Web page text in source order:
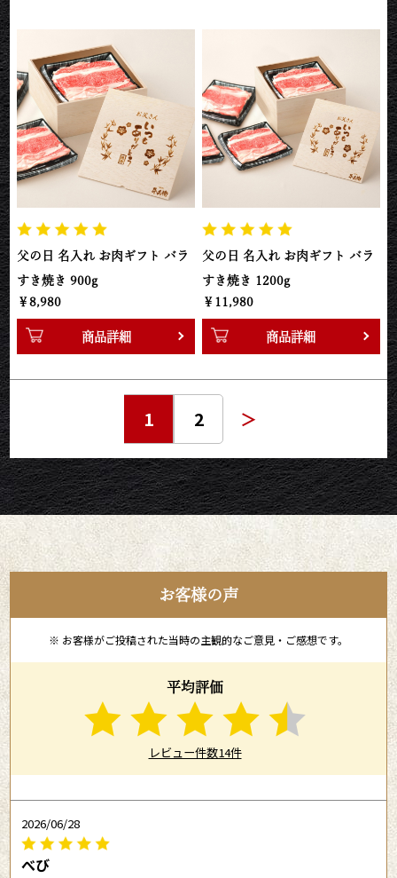
父の日 名入れ お肉ギフト バラ
すき焼き 900g
￥8,980
商品詳細
父の日 名入れ お肉ギフト バラ
すき焼き 1200g
￥11,980
商品詳細
1 2 ＞
お客様の声
※ お客様がご投稿された当時の主観的なご意見・ご感想です。
平均評価
レビュー件数14件
2026/06/28
べび